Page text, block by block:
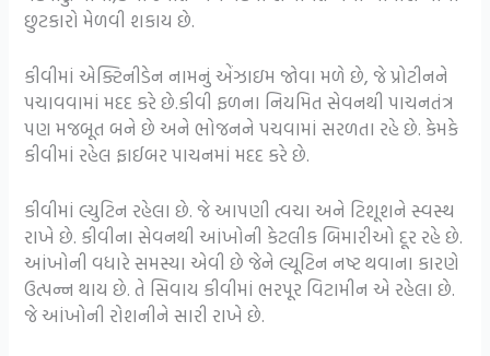
છુટકારો મેળવી શકાય છે.
કીવીમાં એક્ટિનીડેન નામનું એંઝાઇમ જોવા મળે છે, જે પ્રોટીનને
પચાવવામાં મદદ કરે છે.કીવી ફળના નિયમિત સેવનથી પાચનતંત્ર
પણ મજબૂત બને છે અને ભોજનને પચવામાં સરળતા રહે છે. કેમકે
કીવીમાં રહેલ ફાઈબર પાચનમાં મદદ કરે છે.
કીવીમાં લ્યુટિન રહેલા છે. જે આપણી ત્વચા અને ટિશૂશને સ્વસ્થ
રાખે છે. કીવીના સેવનથી આંખોની કેટલીક બિમારીઓ દૂર રહે છે.
આંખોની વધારે સમસ્યા એવી છે જેને લ્યૂટિન નષ્ટ થવાના કારણે
ઉત્પન્ન થાય છે. તે સિવાય કીવીમાં ભરપૂર વિટામીન એ રહેલા છે.
જે આંખોની રોશનીને સારી રાખે છે.